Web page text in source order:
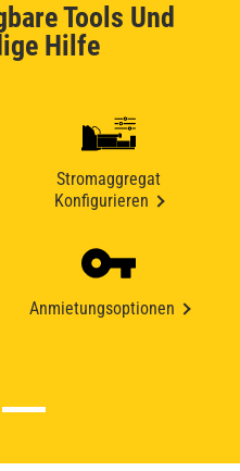
Tools Und
Hilfe
Stromaggregat
Konfigurieren
Anmietungsoptionen